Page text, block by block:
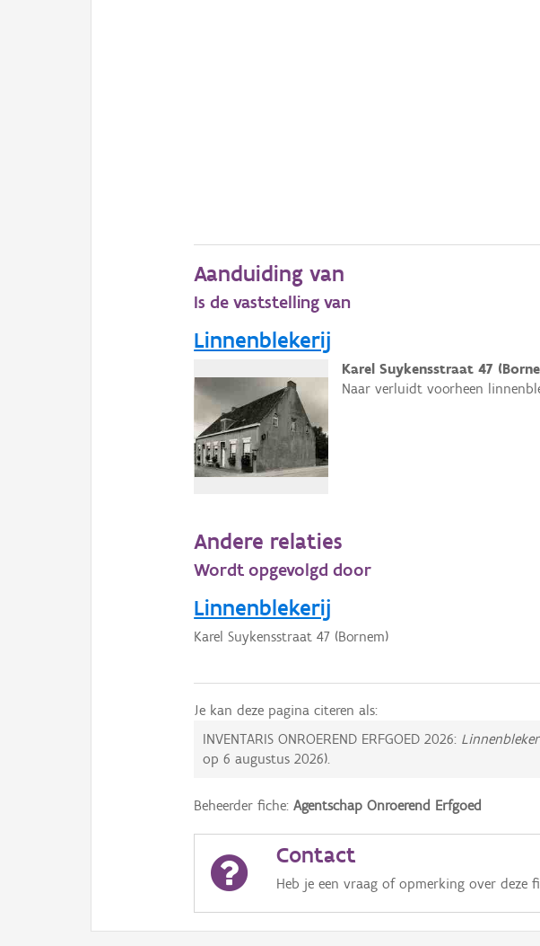
Aanduiding van
Is de vaststelling van
Linnenblekerij
Karel Suykensstraat 47
Naar verluidt voorheen
Andere relaties
Wordt opgevolgd door
Linnenblekerij
Karel Suykensstraat 47 (Bornem)
Je kan deze pagina citeren als:
INVENTARIS ONROEREND ERFGOED 2026:
op6 augustus 2026).
Beheerder fiche:Agentschap Onroerend Erfgoed
Contact
Heb je een vraag of opmerking over deze